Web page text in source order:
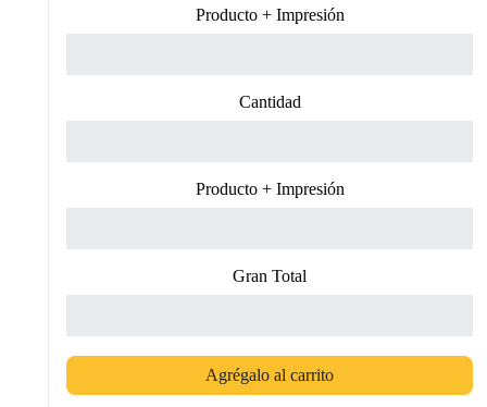
Producto + Impresión
Cantidad
Producto + Impresión
Gran Total
Agrégalo al carrito